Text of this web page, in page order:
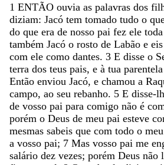
1 ENTÃO ouvia as palavras dos
diziam: Jacó tem tomado tudo o
do que era de nosso pai fez ele toda
também Jacó o rosto de Labão e eis
com ele como dantes. 3 E disse o
terra dos teus pais, e à tua parentela
Então enviou Jacó, e chamou a
campo, ao seu rebanho. 5 E disse-
de vosso pai para comigo não é
porém o Deus de meu pai esteve
mesmas sabeis que com todo o meu
a vosso pai; 7 Mas vosso pai me
salário dez vezes; porém Deus não